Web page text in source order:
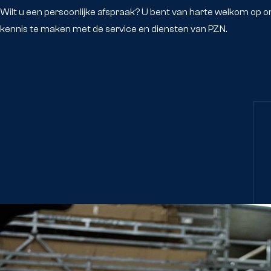
Wilt u een persoonlijke afspraak? U bent van harte welkom op
kennis te maken met de service en diensten van PZN.